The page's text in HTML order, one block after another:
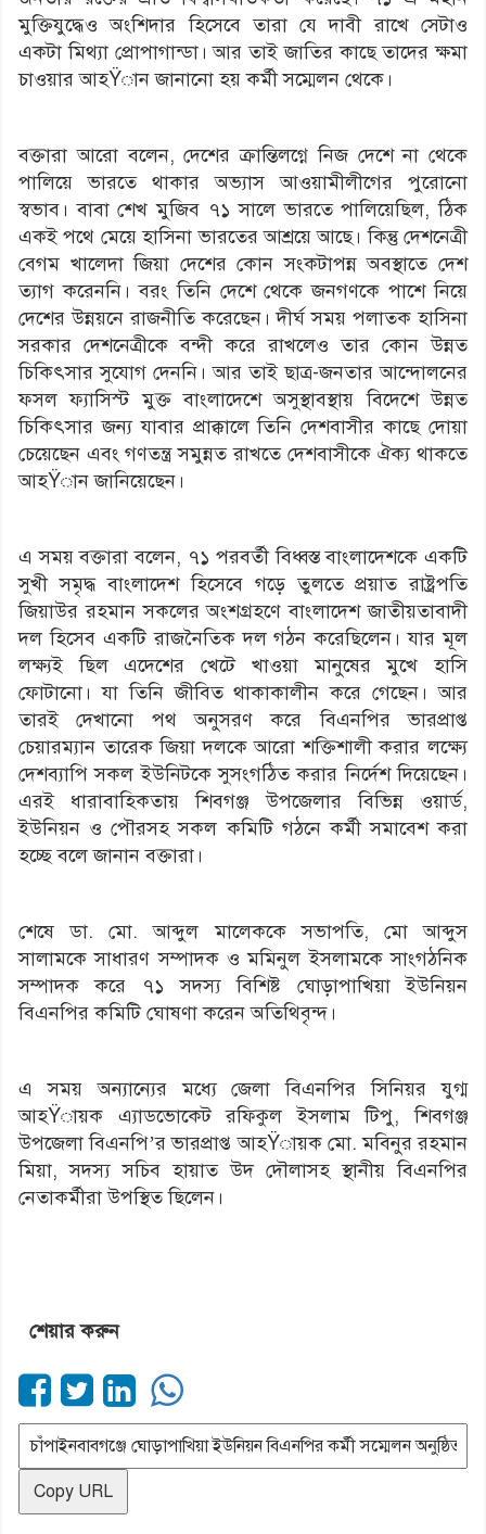
মুক্তিযুদ্ধেও অংশিদার হিসেবে তারা যে দাবী রাখে সেটাও
একটা মিথ্যা প্রোপাগান্ডা। আর তাই জাতির কাছে তাদের ক্ষমা
চাওয়ার আহŸান জানানো হয় কর্মী সম্মেলন থেকে।
বক্তারা আরো বলেন, দেশের ক্রান্তিলগ্নে নিজ দেশে না থেকে
পালিয়ে ভারতে থাকার অভ্যাস আওয়ামীলীগের পুরোনো
স্বভাব। বাবা শেখ মুজিব ৭১ সালে ভারতে পালিয়েছিল, ঠিক
একই পথে মেয়ে হাসিনা ভারতের আশ্রয়ে আছে। কিন্তু দেশনেত্রী
বেগম খালেদা জিয়া দেশের কোন সংকটাপন্ন অবস্থাতে দেশ
ত্যাগ করেননি। বরং তিনি দেশে থেকে জনগণকে পাশে নিয়ে
দেশের উন্নয়নে রাজনীতি করেছেন। দীর্ঘ সময় পলাতক হাসিনা
সরকার দেশনেত্রীকে বন্দী করে রাখলেও তার কোন উন্নত
চিকিৎসার সুযোগ দেননি। আর তাই ছাত্র-জনতার আন্দোলনের
ফসল ফ্যাসিস্ট মুক্ত বাংলাদেশে অসুস্থাবস্থায় বিদেশে উন্নত
চিকিৎসার জন্য যাবার প্রাক্কালে তিনি দেশবাসীর কাছে দোয়া
চেয়েছেন এবং গণতন্ত্র সমুন্নত রাখতে দেশবাসীকে ঐক্য থাকতে
আহŸান জানিয়েছেন।
এ সময় বক্তারা বলেন, ৭১ পরবর্তী বিধ্বস্ত বাংলাদেশকে একটি
সুখী সমৃদ্ধ বাংলাদেশ হিসেবে গড়ে তুলতে প্রয়াত রাষ্ট্রপতি
জিয়াউর রহমান সকলের অংশগ্রহণে বাংলাদেশ জাতীয়তাবাদী
দল হিসেব একটি রাজনৈতিক দল গঠন করেছিলেন। যার মূল
লক্ষ্যই ছিল এদেশের খেটে খাওয়া মানুষের মুখে হাসি
ফোটানো। যা তিনি জীবিত থাকাকালীন করে গেছেন। আর
তারই দেখানো পথ অনুসরণ করে বিএনপির ভারপ্রাপ্ত
চেয়ারম্যান তারেক জিয়া দলকে আরো শক্তিশালী করার লক্ষ্যে
দেশব্যাপি সকল ইউনিটকে সুসংগঠিত করার নির্দেশ দিয়েছেন।
এরই ধারাবাহিকতায় শিবগঞ্জ উপজেলার বিভিন্ন ওয়ার্ড,
ইউনিয়ন ও পৌরসহ সকল কমিটি গঠনে কর্মী সমাবেশ করা
হচ্ছে বলে জানান বক্তারা।
শেষে ডা. মো. আব্দুল মালেককে সভাপতি, মো আব্দুস
সালামকে সাধারণ সম্পাদক ও মমিনুল ইসলামকে সাংগঠনিক
সম্পাদক করে ৭১ সদস্য বিশিষ্ট ঘোড়াপাখিয়া ইউনিয়ন
বিএনপির কমিটি ঘোষণা করেন অতিথিবৃন্দ।
এ সময় অন্যান্যের মধ্যে জেলা বিএনপির সিনিয়র যুগ্ম
আহŸায়ক এ্যাডভোকেট রফিকুল ইসলাম টিপু, শিবগঞ্জ
উপজেলা বিএনপি’র ভারপ্রাপ্ত আহŸায়ক মো. মবিনুর রহমান
মিয়া, সদস্য সচিব হায়াত উদ দৌলাসহ স্থানীয় বিএনপির
নেতাকর্মীরা উপস্থিত ছিলেন।
শেয়ার করুন
Copy URL